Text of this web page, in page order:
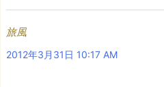
旅風
2012年3月31日 10:17 AM